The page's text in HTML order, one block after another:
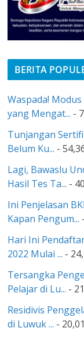
BERITA
Waspada!
yang Mengat... -
Tunjangan
Belum Ku... -
Lagi, Bawaslu
Hasil Tes Ta... -
Ini Penjelasan
Kapan Pengum...
Hari Ini
2022 Mulai ... -
Tersangka
Pelajar di Lu... -
Residivis
di Luwuk ... -